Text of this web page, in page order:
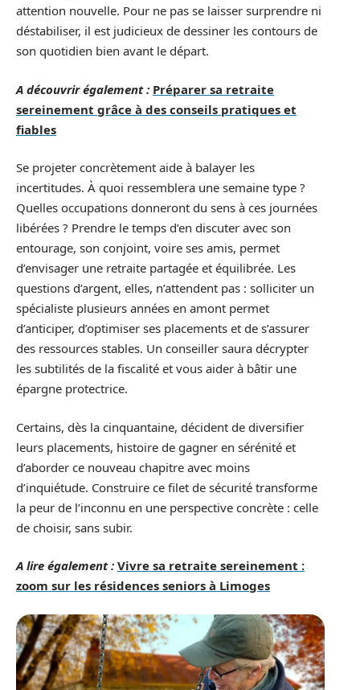
attention nouvelle. Pour ne pas se laisser surprendre ni
déstabiliser, il est judicieux de dessiner les contours de
son quotidien bien avant le départ.
A découvrir également : Préparer sa retraite
sereinement grâce à des conseils pratiques et
fiables
Se projeter concrètement aide à balayer les
incertitudes. À quoi ressemblera une semaine type ?
Quelles occupations donneront du sens à ces journées
libérées ? Prendre le temps d’en discuter avec son
entourage, son conjoint, voire ses amis, permet
d’envisager une retraite partagée et équilibrée. Les
questions d’argent, elles, n’attendent pas : solliciter un
spécialiste plusieurs années en amont permet
d’anticiper, d’optimiser ses placements et de s’assurer
des ressources stables. Un conseiller saura décrypter
les subtilités de la fiscalité et vous aider à bâtir une
épargne protectrice.
Certains, dès la cinquantaine, décident de diversifier
leurs placements, histoire de gagner en sérénité et
d’aborder ce nouveau chapitre avec moins
d’inquiétude. Construire ce filet de sécurité transforme
la peur de l’inconnu en une perspective concrète : celle
de choisir, sans subir.
A lire également : Vivre sa retraite sereinement :
zoom sur les résidences seniors à Limoges